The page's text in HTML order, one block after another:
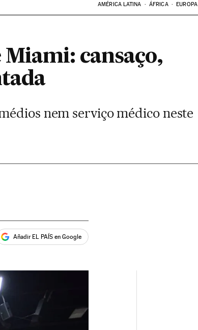
AMÉRICA LATINA ÁFRICA EUROPA
cansaço,
nem serviço médico neste
Añadir EL PAÍS en Google